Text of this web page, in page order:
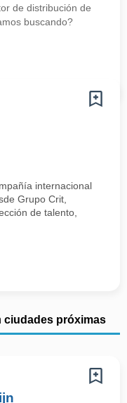
de distribución de
buscando?
internacional
Grupo Crit,
de talento,
ciudades próximas